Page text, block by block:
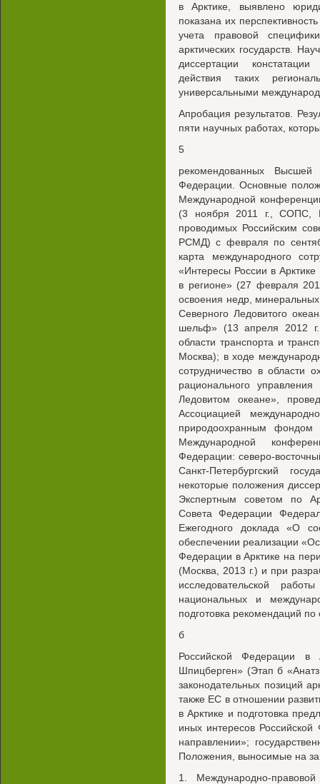
в Арктике, выявлено
показана их
учета правовой
арктических государств.
диссертации
действия таких
универсальными
Апробация результатов.
пяти научных работах,
5
рекомендованных Высшей
Федерации. Основные
Международной
(3 ноября 2011 г., СОПС,
проводимых Российским
РСМД) с февраля по
карта международного
«Интересы России в
в регионе» (27 февраля
освоения недр,
Северного Ледовитого
шельф» (13 апреля 2012
области транспорта и
Москва); в ходе
сотрудничество в области
рационального
Ледовитом океане»,
Ассоциацией
природоохранным
Международной
Федерации: северо-
Санкт-Петербургский
некоторые положения
Экспертным советом по
Совета Федерации
Ежегодного доклада «О
обеспечении реализации
Федерации в Арктике на
(Москва, 2013 г.) и при
исследовательской
национальных и
подготовка рекомендаций
б
Российской Федерации
Шпицберген» (Этап б
законодательных позиций
также ЕС в отношении
в Арктике и подготовка
иных интересов
направлении»;
Положения, выносимые на
1. Международно-